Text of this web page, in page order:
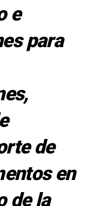
e
para
de
en
de la